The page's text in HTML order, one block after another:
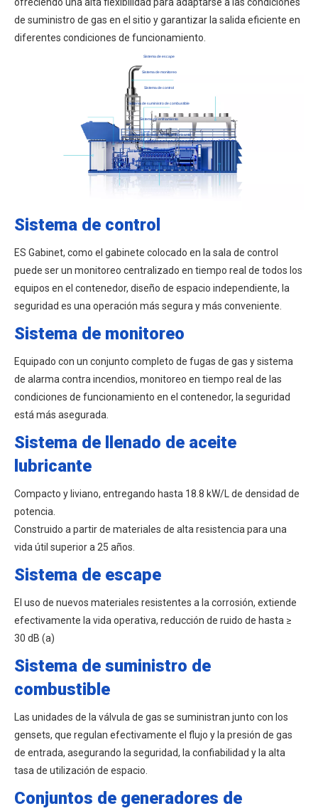
de suministro de gas en el sitio y garantizar la salida eficiente en
diferentes condiciones de funcionamiento.
Sistema de escape
Sistema de monitoreo
Sistema de control
Sistema de suministro de combustible
Sistema de enfriamiento
Sistema de llenado de aceite lubricante
Conjunto de generador de potencia liyu
Sistema de ventilación
Sistema de control
ES Gabinet, como el gabinete colocado en la sala de control
puede ser un monitoreo centralizado en tiempo real de todos los
equipos en el contenedor, diseño de espacio independiente, la
seguridad es una operación más segura y más conveniente.
Sistema de monitoreo
Equipado con un conjunto completo de fugas de gas y sistema
de alarma contra incendios, monitoreo en tiempo real de las
condiciones de funcionamiento en el contenedor, la seguridad
está más asegurada.
Sistema de llenado de aceite
lubricante
Compacto y liviano, entregando hasta 18.8 kW/L de densidad de
potencia.
Construido a partir de materiales de alta resistencia para una
vida útil superior a 25 años.
Sistema de escape
El uso de nuevos materiales resistentes a la corrosión, extiende
efectivamente la vida operativa, reducción de ruido de hasta ≥
30 dB (a)
Sistema de suministro de
combustible
Las unidades de la válvula de gas se suministran junto con los
gensets, que regulan efectivamente el flujo y la presión de gas
de entrada, asegurando la seguridad, la confiabilidad y la alta
tasa de utilización de espacio.
Conjuntos de generadores de